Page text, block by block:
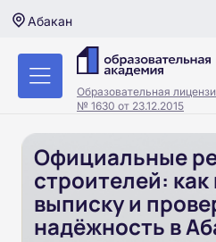
Абакан
Образовательная
№ 1630 от 23.12.2015
Официальные
строителей:
выписку и
надёжность в